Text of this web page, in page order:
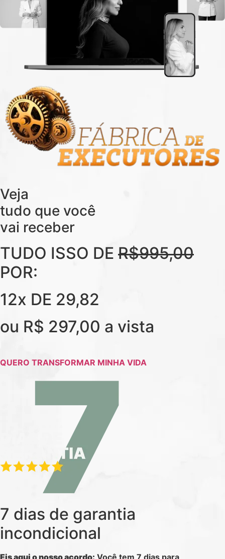
Veja
tudo que você
vai receber
TUDO ISSO DE R$995,00
POR:
12x DE 29,82
ou R$ 297,00 a vista
QUERO TRANSFORMAR MINHA VIDA
7 dias de garantia
incondicional
Eis aqui o nosso acordo: Você tem 7 dias para